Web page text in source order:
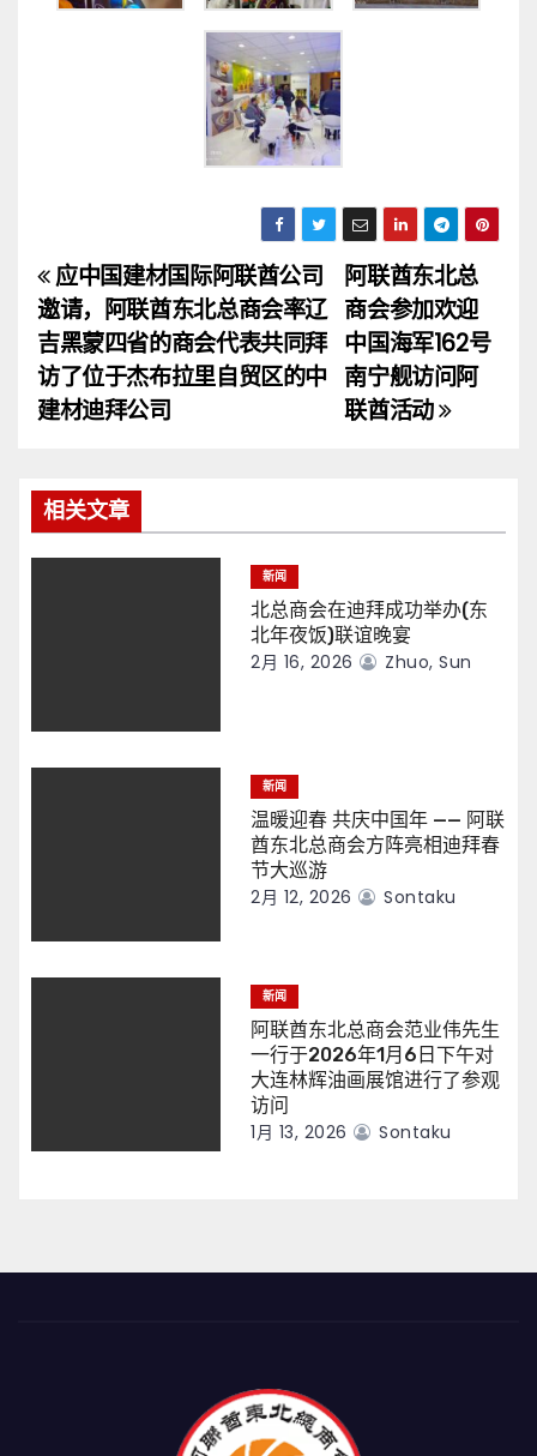
文
章
导
阿联酋东北总
商会参加欢迎
中国海军162号
南宁舰访问阿
联酋活动
应中国建材国际阿联酋公司
邀请，阿联酋东北总商会率辽
吉黑蒙四省的商会代表共同拜
访了位于杰布拉里自贸区的中
建材迪拜公司
相关文章
新闻
北总商会在迪拜成功举办(东
北年夜饭)联谊晚宴
2月 16, 2026 Zhuo, Sun
新闻
温暖迎春 共庆中国年 —— 阿联
酋东北总商会方阵亮相迪拜春
节大巡游
2月 12, 2026 Sontaku
新闻
阿联酋东北总商会范业伟先生
一行于2026年1月6日下午对
大连林辉油画展馆进行了参观
访问
1月 13, 2026 Sontaku